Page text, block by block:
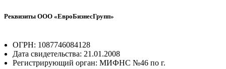
Реквизиты ООО «ЕвроБизнесГрупп»
ОГРН: 1087746084128
Дата свидетельства: 21.01.2008
Регистрирующий орган: МИФНС №46 по г.